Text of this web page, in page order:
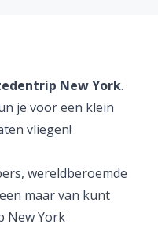
New York.
je voor een klein
vliegen!
wereldberoemde
maar van kunt
New York